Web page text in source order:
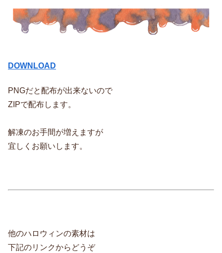
DOWNLOAD
PNGだと配布が出来ないので
ZIPで配布します。
解凍のお手間が増えますが
宜しくお願いします。
他のハロウィンの素材は
下記のリンクからどうぞ